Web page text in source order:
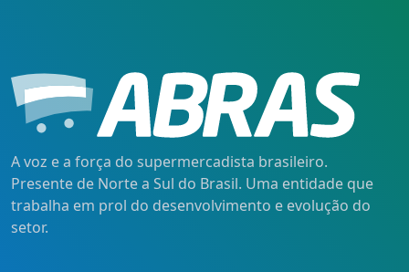
A voz e a força do supermercadista brasileiro.
Presente de Norte a Sul do Brasil. Uma entidade que
trabalha em prol do desenvolvimento e evolução do
setor.